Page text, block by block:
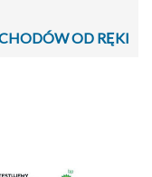
OD RĘKI